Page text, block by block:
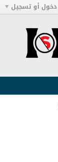
دخول أو تسجيل